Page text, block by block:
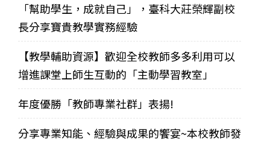
「幫助學生，成就自己」，臺科大莊榮輝副校
長分享寶貴教學實務經驗
【教學輔助資源】歡迎全校教師多多利用可以
增進課堂上師生互動的「主動學習教室」
年度優勝「教師專業社群」表揚!
分享專業知能、經驗與成果的饗宴~本校教師發